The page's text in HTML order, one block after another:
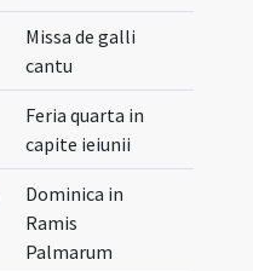
Missa de galli
cantu
Feria quarta in
capite ieiunii
Dominica in
Ramis
Palmarum